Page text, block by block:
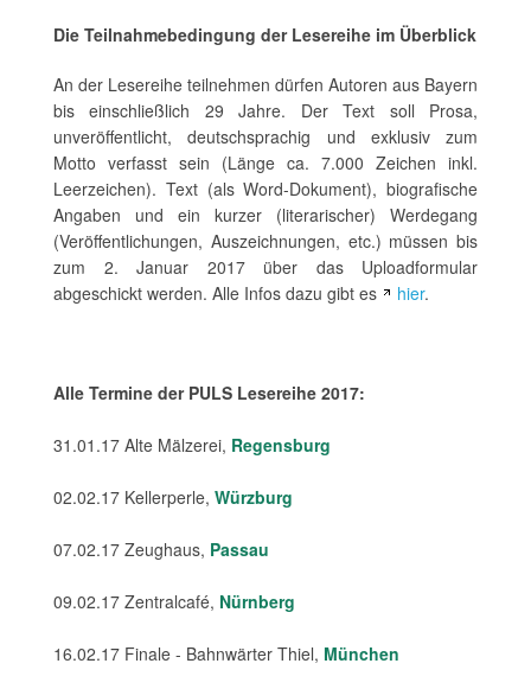
Die Teilnahmebedingung der Lesereihe im Überblick
An der Lesereihe teilnehmen dürfen Autoren aus Bayern
bis einschließlich 29 Jahre. Der Text soll Prosa,
unveröffentlicht, deutschsprachig und exklusiv zum
Motto verfasst sein (Länge ca. 7.000 Zeichen inkl.
Leerzeichen). Text (als Word-Dokument), biografische
Angaben und ein kurzer (literarischer) Werdegang
(Veröffentlichungen, Auszeichnungen, etc.) müssen bis
zum 2. Januar 2017 über das Uploadformular
abgeschickt werden. Alle Infos dazu gibt es
hier.
Alle Termine der PULS Lesereihe 2017:
31.01.17 Alte Mälzerei, Regensburg
02.02.17 Kellerperle, Würzburg
07.02.17 Zeughaus, Passau
09.02.17 Zentralcafé, Nürnberg
16.02.17 Finale - Bahnwärter Thiel, München